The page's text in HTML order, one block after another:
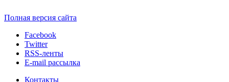
Полная версия сайта
Facebook
Twitter
RSS-ленты
E-mail рассылка
Контакты